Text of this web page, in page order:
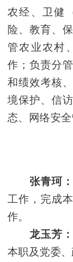
农经、卫健
险、教育、
管农业农村
作 ； 负责分
和绩效考核
境保护、信
态、网络安全
张青珂：
工作，完成
作。
龙玉芳 ：
本职及党委、